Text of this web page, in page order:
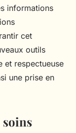
informations
cet
outils
et respectueuse
une prise en